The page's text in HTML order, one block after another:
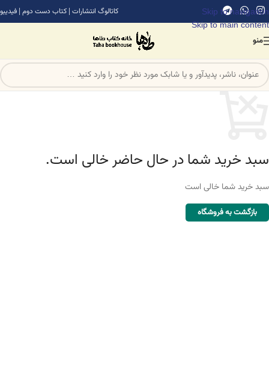
Skip to navigation
Skip to main content
کاتالوگ انتشارات | کتاب دست دوم | فیدیبو
منو
سبد خرید شما در حال حاضر خالی است.
سبد خرید شما خالی است
بازگشت به فروشگاه